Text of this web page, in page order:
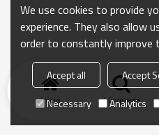
Inicio búsqueda
We use cookies to provide
experience. They also allow
order to constantly improve
Accept all Accept
Necessary
Analytics